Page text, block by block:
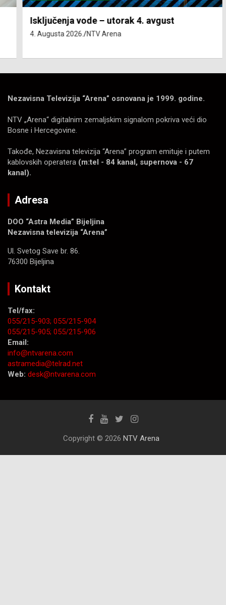
Isključenja vode – utorak 4. avgust
4. Augusta 2026. NTV Arena
Nezavisna Televizija “Arena” osnovana je 1999. godine.
NTV „Arena“ digitalnim zemaljskim signalom pokriva veći dio
Bosne i Hercegovine.
Takođe, Nezavisna televizija “Arena” program emituje i putem
kablovskih operatera (m:tel - 84 kanal, supernova - 67
kanal).
Adresa
DOO “Astra Media” Bijeljina
Nezavisna televizija “Arena”
Ul. Svetog Save br. 86.
76300 Bijeljina
Kontakt
Tel/fax:
055/215-903; 055/215-904
055/215-905; 055/215-906
Email:
info@ntvarena.com
astramedia@telrad.net
Web: desk@ntvarena.com
Copyright © 2026 NTV Arena